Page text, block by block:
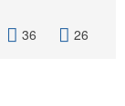
36 26